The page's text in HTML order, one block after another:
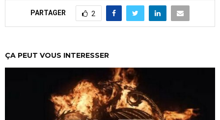
PARTAGER 2
ÇA PEUT VOUS INTERESSER